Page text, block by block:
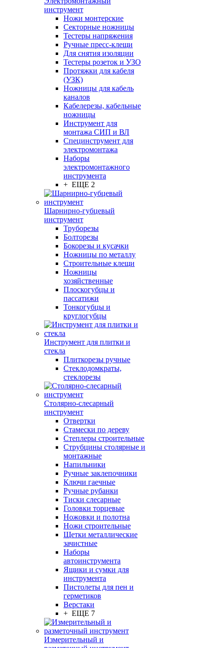
инструмент
Ножи монтерские
Секторные ножницы
Тестеры напряжения
Ручные пресс-клещи
Для снятия изоляции
Тестеры розеток и УЗО
Протяжки для кабеля
(УЗК)
Ножницы для кабель
каналов
Кабелерезы, кабельные
ножницы
Инструмент для
монтажа СИП и ВЛ
Специнструмент для
электромонтажа
Наборы
электромонтажного
инструмента
+ ЕЩЕ 2
Шарнирно-губцевый
инструмент
Труборезы
Болторезы
Бокорезы и кусачки
Ножницы по металлу
Строительные клещи
Ножницы
хозяйственные
Плоскогубцы и
пассатижи
Тонкогубцы и
круглогубцы
Инструмент для плитки и
стекла
Плиткорезы ручные
Стеклодомкраты,
стеклорезы
Столярно-слесарный
инструмент
Отвертки
Стамески по дереву
Степлеры строительные
Струбцины столярные и
монтажные
Напильники
Ручные заклепочники
Ключи гаечные
Ручные рубанки
Тиски слесарные
Головки торцевые
Ножовки и полотна
Ножи строительные
Щетки металлические
зачистные
Наборы
автоинструмента
Ящики и сумки для
инструмента
Пистолеты для пен и
герметиков
Верстаки
+ ЕЩЕ 7
Измерительный и